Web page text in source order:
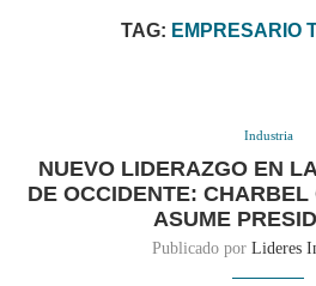
TAG: EMPRESARIO
Industria
NUEVO LIDERAZGO EN
DE OCCIDENTE:
ASUME
Publicado por Lideres